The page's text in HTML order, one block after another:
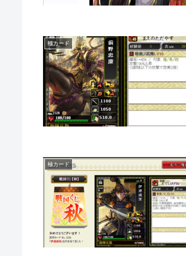
極カード
極カード